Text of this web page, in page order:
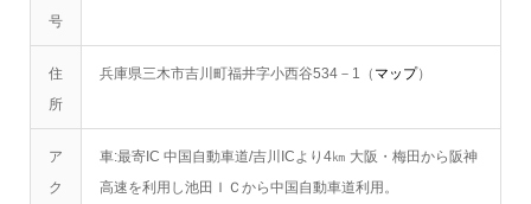
号
住
所
兵庫県三木市吉川町福井字小西谷534－1（ マップ）
ア
ク
車:最寄IC 中国自動車道/吉川ICより4㎞ 大阪・梅田から阪神
高速を利用し池田ＩＣから中国自動車道利用。